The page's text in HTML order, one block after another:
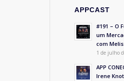
APPCAST
#191 – O
um
com
1 de julho
APP
Irene